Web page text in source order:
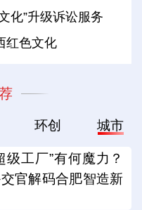
化”升级诉讼服务
红色文化
环创 城市
级工厂”有何魔力？
官解码合肥智造新